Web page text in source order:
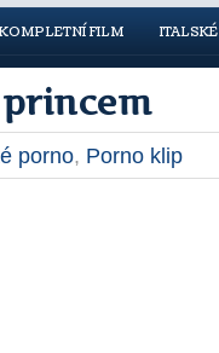
KOMPLETNÍ FILM
porno, Porno klip